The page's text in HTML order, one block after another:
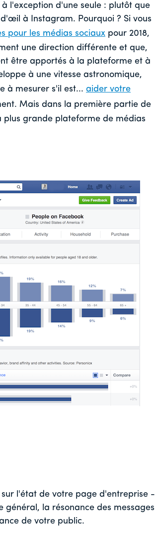
l'exception d'une seule : plutôt que
à Instagram. Pourquoi ? Si vous
pour les médias sociaux pour 2018,
une direction différente et que,
être apportés à la plateforme et à
à une vitesse astronomique,
à mesurer s'il est... aider votre
Mais dans la première partie de
plus grande plateforme de médias
sur l'état de votre page d'entreprise -
la résonance des messages
de votre public.